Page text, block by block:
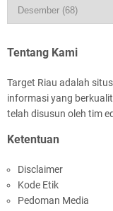
HUT IBI Ke-75,
2045
Meranti
Green Policing
Tentang Kami
Target Riau adalah
informasi yang
telah disusun oleh tim
Ketentuan
Disclaimer
Kode Etik
Pedoman Media